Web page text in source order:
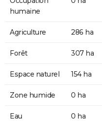
humaine
Agriculture 286 ha
Forêt 307 ha
Espace naturel 154 ha
Zone humide 0 ha
Eau 0 ha